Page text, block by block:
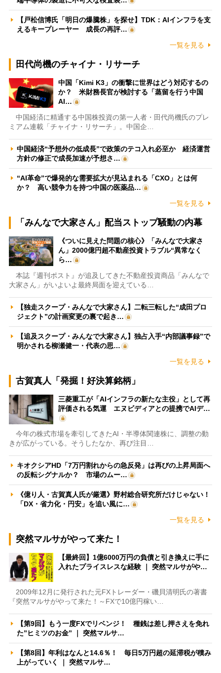
【戸松信博氏「明日の爆騰株」を探せ】TDK：AIインフラを支
えるキープレーヤー 成長の再評…
一覧を見る
田代尚機のチャイナ・リサーチ
中国「Kimi K3」の衝撃に世界はどう対応するの
か？ 米財務長官が検討する「蒸留を行う中国
AI…
中国経済に精通する中国株投資の第一人者・田代尚機氏のプレ
ミアム連載「チャイナ・リサーチ」。中国企…
中国経済“予想外の低成長”で政策のテコ入れ必至か 経済運営
方針の修正で成長加速が予想さ…
“AI革命”で爆発的な需要拡大が見込まれる「CXO」とは何
か？ 高い競争力を持つ中国の医薬品…
一覧を見る
「みんなで大家さん」配当ストップ騒動の内幕
《ついに見えた問題の核心》「みんなで大家さ
ん」2000億円超不動産投資トラブル“異常なく
ら…
本誌『週刊ポスト』が追及してきた不動産投資商品「みんなで
大家さん」がいよいよ最終局面を迎えている…
【独走スクープ・みんなで大家さん】二転三転した“成田プロ
ジェクト”の計画変更の裏で起き…
【追及スクープ・みんなで大家さん】独占入手“内部議事録”で
明かされる柳瀬健一・代表の思…
一覧を見る
古賀真人「発掘！好決算銘柄」
三菱重工が「AIインフラの新たな主役」として再
評価される気運 エヌビディアとの提携でAIデ…
今年の株式市場を牽引してきたAI・半導体関連株に、調整の動
きが広がっている。そうしたなか、再び注目…
キオクシアHD「7万円割れからの急反発」は再びの上昇局面へ
の反転シグナルか？ 市場のムー…
《億り人・古賀真人氏が厳選》野村総合研究所だけじゃない！
「DX・省力化・円安」を追い風に…
一覧を見る
突然マルサがやって来た！
【最終回】1億6000万円の負債と引き換えに手に
入れたプライスレスな経験 ｜ 突然マルサがや…
2009年12月に発行された元FXトレーダー・磯貝清明氏の著書
『突然マルサがやって来た！～FXで10億円稼い…
【第9回】もう一度FXでリベンジ！ 種銭は差し押さえを免れ
た”ヒミツのお金” ｜ 突然マルサ…
【第8回】年利はなんと14.6％！ 毎日5万円超の延滞税が積み
上がっていく ｜ 突然マルサ…